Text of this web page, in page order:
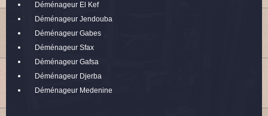
Déménageur El Kef
Déménageur Jendouba
Déménageur Gabes
Déménageur Sfax
Déménageur Gafsa
Déménageur Djerba
Déménageur Medenine